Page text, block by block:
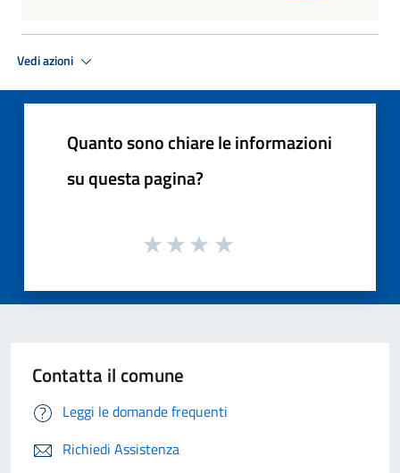
Vedi azioni
Quanto sono chiare le informazioni
su questa pagina?
Contatta il comune
Leggi le domande frequenti
Richiedi Assistenza